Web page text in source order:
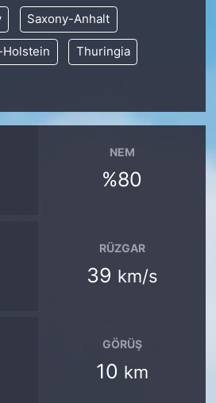
Saxony-Anhalt
Thuringia
NEM
%80
RÜZGAR
39 km/s
GÖRÜŞ
10 km